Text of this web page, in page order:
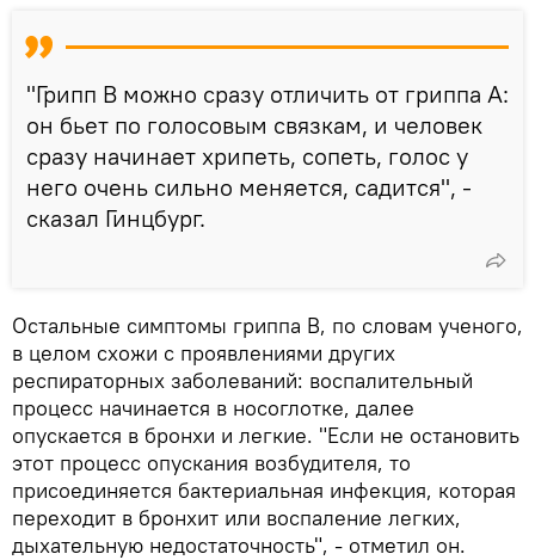
"Грипп В можно сразу отличить от гриппа А:
он бьет по голосовым связкам, и человек
сразу начинает хрипеть, сопеть, голос у
него очень сильно меняется, садится", -
сказал Гинцбург.
Остальные симптомы гриппа В, по словам ученого,
в целом схожи с проявлениями других
респираторных заболеваний: воспалительный
процесс начинается в носоглотке, далее
опускается в бронхи и легкие. "Если не остановить
этот процесс опускания возбудителя, то
присоединяется бактериальная инфекция, которая
переходит в бронхит или воспаление легких,
дыхательную недостаточность", - отметил он.